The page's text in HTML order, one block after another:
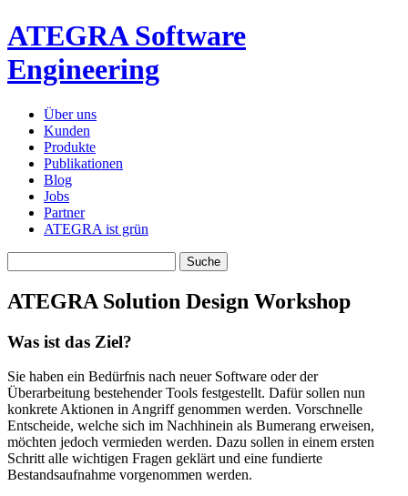
ATEGRA Software
Engineering
Über uns
Kunden
Produkte
Publikationen
Blog
Jobs
Partner
ATEGRA ist grün
ATEGRA Solution Design Workshop
Was ist das Ziel?
Sie haben ein Bedürfnis nach neuer Software oder der
Überarbeitung bestehender Tools festgestellt. Dafür sollen nun
konkrete Aktionen in Angriff genommen werden. Vorschnelle
Entscheide, welche sich im Nachhinein als Bumerang erweisen,
möchten jedoch vermieden werden. Dazu sollen in einem ersten
Schritt alle wichtigen Fragen geklärt und eine fundierte
Bestandsaufnahme vorgenommen werden.